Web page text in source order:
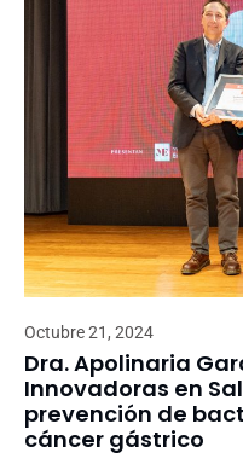
Octubre 21, 2024
Dra. Apolinaria
Innovadoras en
prevención de
cáncer gástrico